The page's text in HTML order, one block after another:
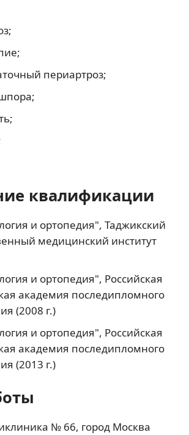
периартроз;
квалификации
и ортопедия", Таджикский
медицинский институт
и ортопедия", Российская
академия последипломного
(2008 г.)
и ортопедия", Российская
академия последипломного
(2013 г.)
№ 66, город Москва